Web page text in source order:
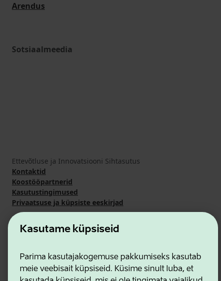
Kasutame küpsiseid
Parima kasutajakogemuse pakkumiseks kasutab
meie veebisait küpsiseid. Küsime sinult luba, et
Arendus
Sotsiaalmeedia
Ettevõtluse ja Innovatsiooni Sihtasutus
Kontaktid
Koostööpartnerid
Kasutustingimused
Privaatsuse ja küpsiste eeskirjad